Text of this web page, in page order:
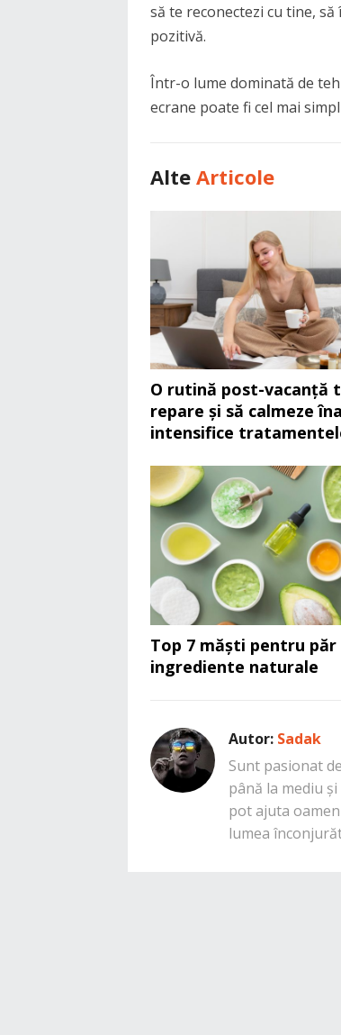
să te reconectezi cu tine,
pozitivă.
Într-o lume dominată de
ecrane poate fi cel mai
Alte Articole
O rutină post-vacanță
repare și să calmeze
intensifice
Top 7 măști pentru păr
ingrediente naturale
Autor: Sadak
Sunt pasionat
până la mediu
pot ajuta
lumea